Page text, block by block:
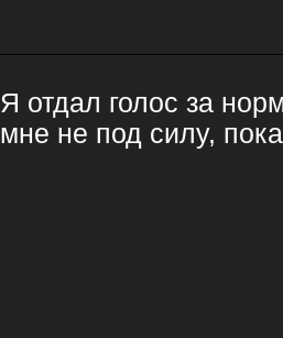
Я отдал голос за
мне не под силу,